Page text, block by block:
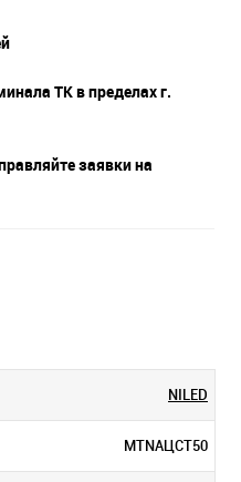
ТК в пределах г.
заявки на
NILED
МТNАЦСТ50